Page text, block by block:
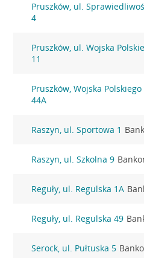
Pruszków, ul.
4
Pruszków, ul. Wojska
11
Pruszków, Wojska Polskiego
44A
Raszyn, ul. Sportowa 1
Raszyn, ul. Szkolna 9
Reguły, ul. Regulska 1A
Reguły, ul. Regulska 49
Serock, ul. Pułtuska 5